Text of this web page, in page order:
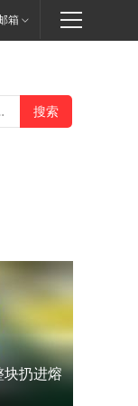
箱
块扔进熔